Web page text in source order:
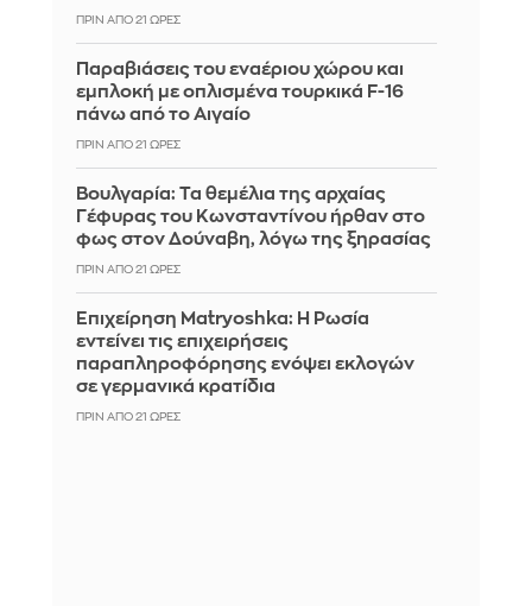
ΠΡΙΝ ΑΠΌ 21 ΏΡΕΣ
Παραβιάσεις του εναέριου χώρου και
εμπλοκή με οπλισμένα τουρκικά F-16
πάνω από το Αιγαίο
ΠΡΙΝ ΑΠΌ 21 ΏΡΕΣ
Βουλγαρία: Τα θεμέλια της αρχαίας
Γέφυρας του Κωνσταντίνου ήρθαν στο
φως στον Δούναβη, λόγω της ξηρασίας
ΠΡΙΝ ΑΠΌ 21 ΏΡΕΣ
Επιχείρηση Matryoshka: Η Ρωσία
εντείνει τις επιχειρήσεις
παραπληροφόρησης ενόψει εκλογών
σε γερμανικά κρατίδια
ΠΡΙΝ ΑΠΌ 21 ΏΡΕΣ